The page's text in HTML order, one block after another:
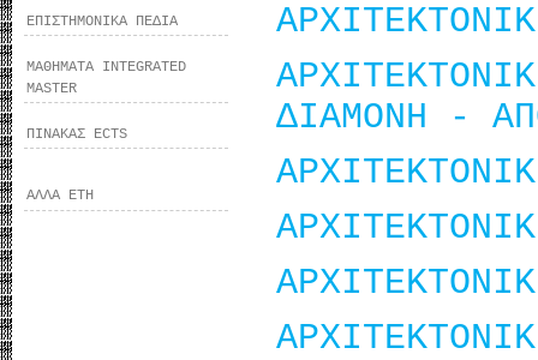
ΕΠΙΣΤΗΜΟΝΙΚΑ ΠΕΔΙΑ
ΜΑΘΗΜΑΤΑ INTEGRATED
MASTER
ΠΙΝΑΚΑΣ ECTS
ΑΛΛΑ ΕΤΗ
ΔΙΑΜΟΝΗ -